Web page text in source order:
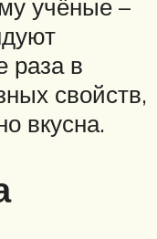
учёные –
раза в
свойств,
вкусна.